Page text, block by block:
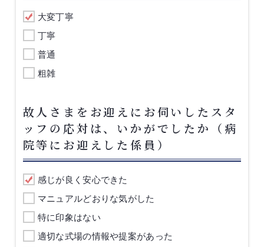
大変丁寧
丁寧
普通
粗雑
故人さまをお迎えにお伺いしたスタ
ッフの応対は、いかがでしたか（病
院等にお迎えした係員）
感じが良く安心できた
マニュアルどおりな気がした
特に印象はない
適切な式場の情報や提案があった